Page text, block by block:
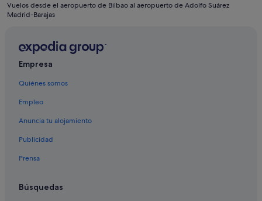
Vuelos desde el aeropuerto de Bilbao al aeropuerto de Adolfo Suárez
Madrid-Barajas
Empresa
Quiénes somos
Empleo
Anuncia tu alojamiento
Publicidad
Prensa
Búsquedas